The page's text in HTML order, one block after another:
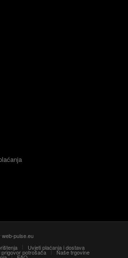
web-pulse.eu
Uvjeti plaćanja i dostava
prigovor potrošača Naše trgovine